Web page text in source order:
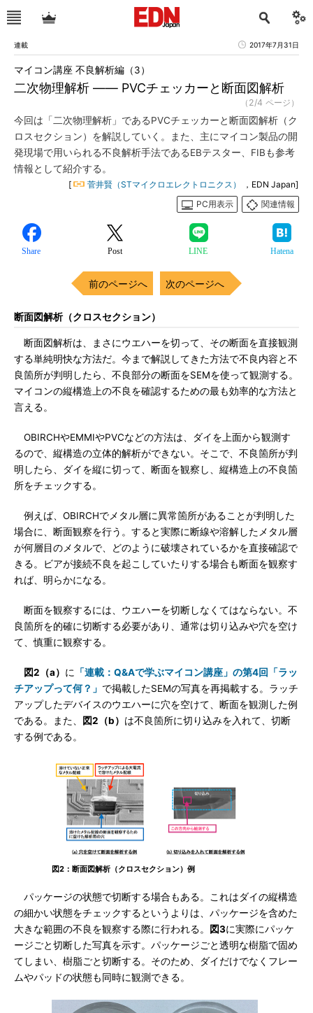
連載 2017年7月31日
二次物理解析 ―― PVCチェッカーと断面図解析
マイコン講座 不良解析編（3）
（2/4 ページ）
今回は「二次物理解析」であるPVCチェッカーと断面図解析（ク
ロスセクション）を解説していく。また、主にマイコン製品の開
発現場で用いられる不良解析手法であるEBテスター、FIBも参考
情報として紹介する。
[ 菅井賢（STマイクロエレクトロニクス）
，EDN Japan]
PC用表示
関連情報
Share Post LINE Hatena
前のページへ 次のページへ
断面図解析（クロスセクション）
断面図解析は、まさにウエハーを切って、その断面を直接観測
する単純明快な方法だ。今まで解説してきた方法で不良内容と不
良箇所が判明したら、不良部分の断面をSEMを使って観測する。
マイコンの縦構造上の不良を確認するための最も効率的な方法と
言える。
OBIRCHやEMMIやPVCなどの方法は、ダイを上面から観測す
るので、縦構造の立体的解析ができない。そこで、不良箇所が判
明したら、ダイを縦に切って、断面を観察し、縦構造上の不良箇
所をチェックする。
例えば、OBIRCHでメタル層に異常箇所があることが判明した
場合に、断面観察を行う。すると実際に断線や溶解したメタル層
が何層目のメタルで、どのように破壊されているかを直接確認で
きる。ビアが接続不良を起こしていたりする場合も断面を観察す
れば、明らかになる。
断面を観察するには、ウエハーを切断しなくてはならない。不
良箇所を的確に切断する必要があり、通常は切り込みや穴を空け
て、慎重に観察する。
図2（a） に
「連載：Q&Aで学ぶマイコン講座」の第4回「ラッ
チアップって何？」 で掲載したSEMの写真を再掲載する。ラッチ
アップしたデバイスのウエハーに穴を空けて、断面を観測した例
である。また、
図2（b） は不良箇所に切り込みを入れて、切断
する例である。
図2：断面図解析（クロスセクション）例
パッケージの状態で切断する場合もある。これはダイの縦構造
の細かい状態をチェックするというよりは、パッケージを含めた
大きな範囲の不良を観察する際に行われる。
図3に実際にパッケ
ージごと切断した写真を示す。パッケージごと透明な樹脂で固め
てしまい、樹脂ごと切断する。そのため、ダイだけでなくフレー
ムやパッドの状態も同時に観測できる。